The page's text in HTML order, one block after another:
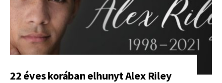
22 éves korában elhunyt Alex Riley